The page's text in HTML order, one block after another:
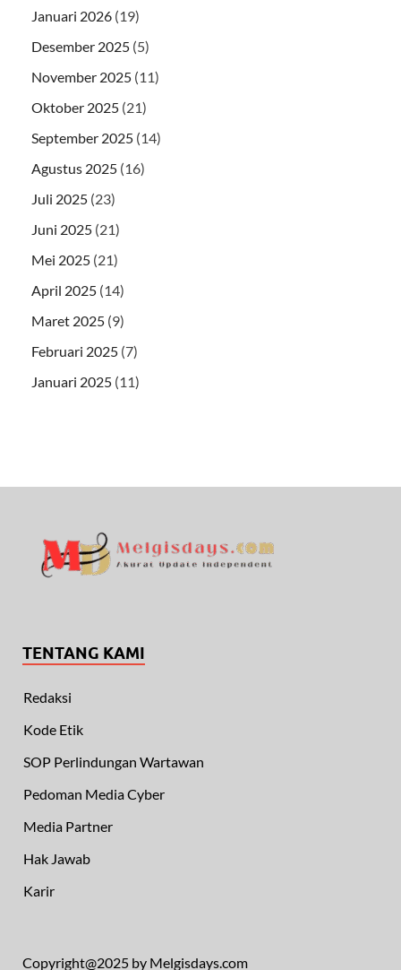
Januari 2026 (19)
Desember 2025 (5)
November 2025 (11)
Oktober 2025 (21)
September 2025 (14)
Agustus 2025 (16)
Juli 2025 (23)
Juni 2025 (21)
Mei 2025 (21)
April 2025 (14)
Maret 2025 (9)
Februari 2025 (7)
Januari 2025 (11)
TENTANG KAMI
Redaksi
Kode Etik
SOP Perlindungan Wartawan
Pedoman Media Cyber
Media Partner
Hak Jawab
Karir
Copyright@2025 by Melgisdays.com